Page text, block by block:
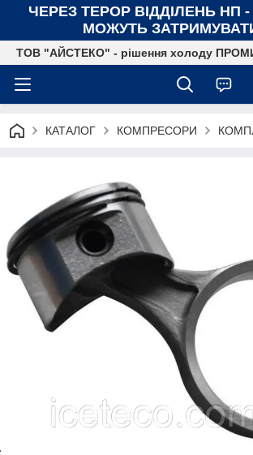
ЧЕРЕЗ ТЕРОР ВІДДІЛЕНЬ НП
МОЖУТЬ
ТОВ "АЙСТЕКО" - рішення холоду
КАТАЛОГ КОМПРЕСОРИ